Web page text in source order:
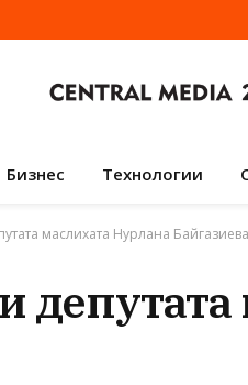
Бизнес Технологии
маслихата Нурлана Байгазиева